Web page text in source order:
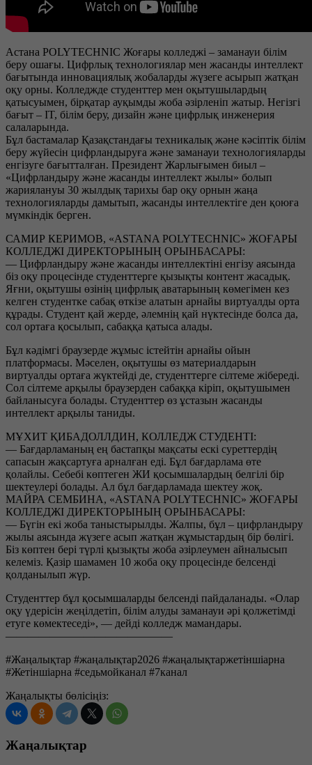
Астана POLYTECHNIC Жоғары колледжі – заманауи білім
беру ошағы. Цифрлық технологиялар мен жасанды интеллект
бағытында инновациялық жобаларды жүзеге асырып жатқан
оқу орны. Колледжде студенттер мен оқытушылардың
қатысуымен, бірқатар ауқымды жоба әзірленіп жатыр. Негізгі
бағыт – IT, білім беру, дизайн және цифрлық инженерия
салаларында.
Бұл бастамалар Қазақстандағы техникалық және кәсіптік білім
беру жүйесін цифрландыруға және заманауи технологияларды
енгізуге бағытталған. Президент Жарлығымен биыл –
«Цифрландыру және жасанды интеллект жылы» болып
жариялануы 30 жылдық тарихы бар оқу орнын жаңа
технологияларды дамытып, жасанды интеллектіге ден қоюға
мүмкіндік берген.
САМИР КЕРИМОВ, «ASTANA POLYTECHNIC» ЖОҒАРЫ
КОЛЛЕДЖІ ДИРЕКТОРЫНЫҢ ОРЫНБАСАРЫ:
— Цифрландыру және жасанды интеллектіні енгізу аясында
біз оқу процесінде студенттерге қызықты контент жасадық.
Яғни, оқытушы өзінің цифрлық аватарының көмегімен кез
келген студентке сабақ өткізе алатын арнайы виртуалды орта
құрады. Студент қай жерде, әлемнің қай нүктесінде болса да,
сол ортаға қосылып, сабаққа қатыса алады.
Бұл кәдімгі браузерде жұмыс істейтін арнайы ойын
платформасы. Мәселен, оқытушы өз материалдарын
виртуалды ортаға жүктейді де, студенттерге сілтеме жібереді.
Сол сілтеме арқылы браузерден сабаққа кіріп, оқытушымен
байланысуға болады. Студенттер өз ұстазын жасанды
интеллект арқылы таниды.
МҰХИТ ҚИБАДОЛЛДИН, КОЛЛЕДЖ СТУДЕНТІ:
— Бағдарламаның ең бастапқы мақсаты ескі суреттердің
сапасын жақсартуға арналған еді. Бұл бағдарлама өте
қолайлы. Себебі көптеген ЖИ қосымшалардың белгілі бір
шектеулері болады. Ал бұл бағдарламада шектеу жоқ.
МАЙРА СЕМБИНА, «ASTANA POLYTECHNIC» ЖОҒАРЫ
КОЛЛЕДЖІ ДИРЕКТОРЫНЫҢ ОРЫНБАСАРЫ:
— Бүгін екі жоба таныстырылды. Жалпы, бұл – цифрландыру
жылы аясында жүзеге асып жатқан жұмыстардың бір бөлігі.
Біз көптен бері түрлі қызықты жоба әзірлеумен айналысып
келеміз. Қазір шамамен 10 жоба оқу процесінде белсенді
қолданылып жүр.
Студенттер бұл қосымшаларды белсенді пайдаланады. «Олар
оқу үдерісін жеңілдетіп, білім алуды заманауи әрі қолжетімді
етуге көмектеседі», — дейді колледж мамандары.
———————————————
#Жаңалықтар #жаңалықтар2026 #жаңалықтаржетіншіарна
#Жетіншіарна #седьмойканал #7канал
Жаңалықты бөлісіңіз:
Жаңалықтар